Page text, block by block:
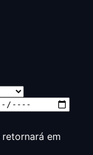
em